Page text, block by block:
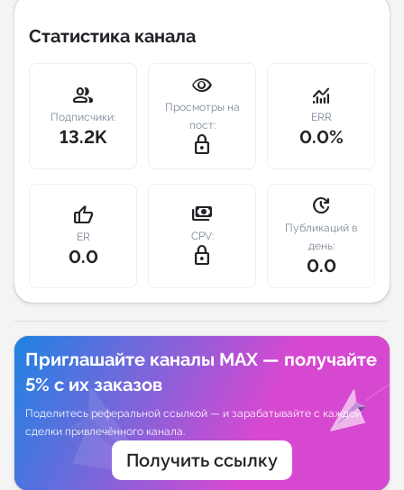
Индивидуальное сопровождение
Статистика канала
group
Подписчики:
13.2K
visibility
Просмотры на
пост:
lock_outline
monitoring
ERR
0.0%
thumb_up
ER
0.0
payments
CPV:
lock_outline
update
Публикаций в
день:
0.0
Приглашайте каналы MAX — получайте
5% с их заказов
Поделитесь реферальной ссылкой — и зарабатывайте с каждой
сделки привлечённого канала.
Получить ссылку